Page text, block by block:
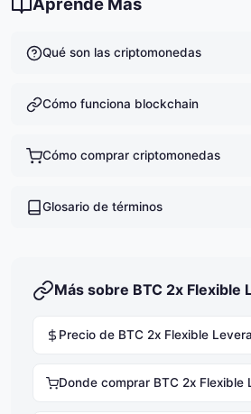
Qué son las criptomonedas
Cómo funciona blockchain
Cómo comprar criptomonedas
Glosario de términos
Más sobre BTC 2x Flexible
Precio de BTC 2x Flexible
Donde comprar BTC 2x Flexible